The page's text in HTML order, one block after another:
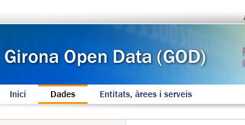
Inici Dades Entitats, àrees i serveis